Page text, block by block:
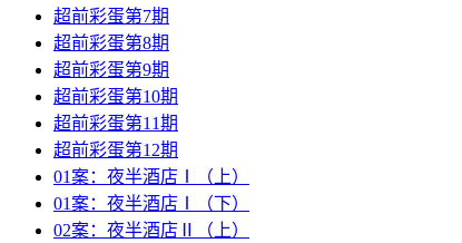
超前彩蛋第7期
超前彩蛋第8期
超前彩蛋第9期
超前彩蛋第10期
超前彩蛋第11期
超前彩蛋第12期
01案：夜半酒店Ⅰ（上）
01案：夜半酒店Ⅰ（下）
02案：夜半酒店Ⅱ（上）